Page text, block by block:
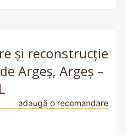
și reconstrucție
Argeș, Argeș –
adaugă o recomandare